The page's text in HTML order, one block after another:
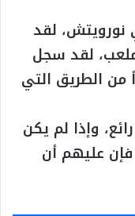
نورويتش، لقد
لقد سجل
من الطريق التي
وإذا لم يكن
فإن عليهم أن